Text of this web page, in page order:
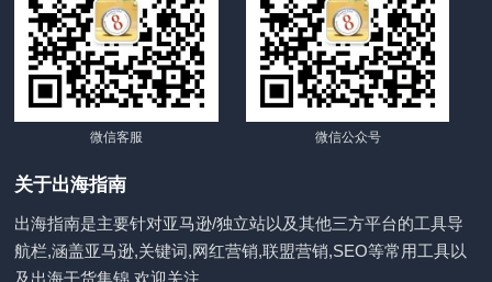
微信客服 微信公众号
关于出海指南
出海指南是主要针对亚马逊/独立站以及其他三方平台的工具导
航栏,涵盖亚马逊,关键词,网红营销,联盟营销,SEO等常用工具以
及出海干货集锦,欢迎关注